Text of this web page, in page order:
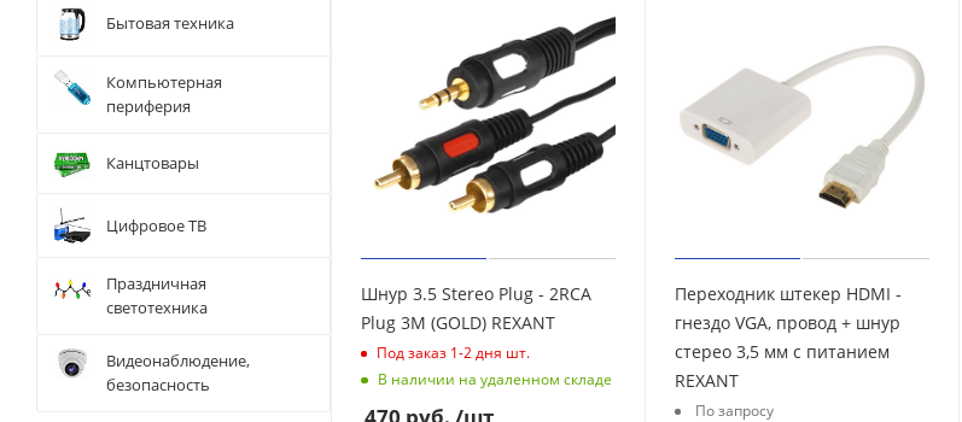
Шнур 3.5 Stereo Plug - 2RCA
Plug 3М (GOLD) REXANT
Под заказ 1-2 дня шт.
В наличии на удаленном складе
Переходник штекер HDMI -
гнездо VGA, провод + шнур
стерео 3,5 мм с питанием
REXANT
По запросу
Бытовая техника
Компьютерная
периферия
Канцтовары
Цифровое ТВ
Праздничная
светотехника
Видеонаблюдение,
безопасность